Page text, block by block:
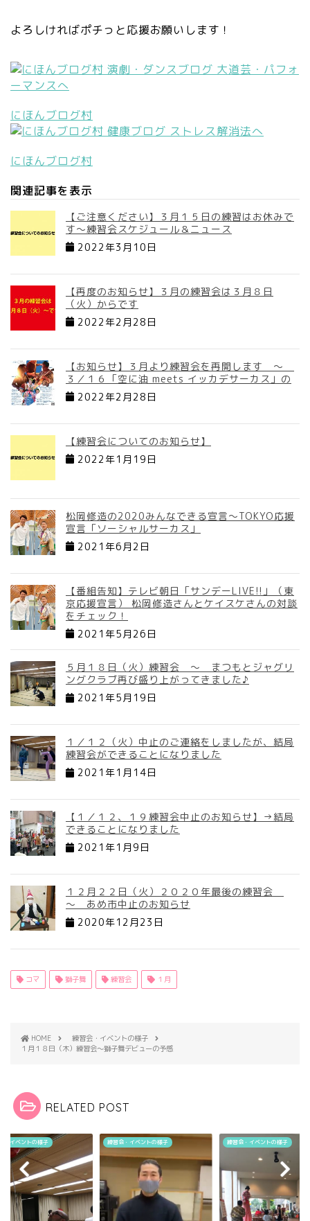
よろしければポチっと応援お願いします！
にほんブログ村
にほんブログ村
関連記事を表示
【ご注意ください】３月１５日の練習はお休みで
す～練習会スケジュール＆ニュース
2022年3月10日
【再度のお知らせ】３月の練習会は３月８日
（火）からです
2022年2月28日
【お知らせ】３月より練習会を再開します ～
３／１６「空に油 meets イッカデサーカス」の
2022年2月28日
【練習会についてのお知らせ】
2022年1月19日
松岡修造の2020みんなできる宣言～TOKYO応援
宣言「ソーシャルサーカス」
2021年6月2日
【番組告知】テレビ朝日「サンデーLIVE!!」（東
京応援宣言） 松岡修造さんとケイスケさんの対談
をチェック！
2021年5月26日
５月１８日（火）練習会 ～ まつもとジャグリ
ングクラブ再び盛り上がってきました♪
2021年5月19日
１／１２（火）中止のご連絡をしましたが、結局
練習会ができることになりました
2021年1月14日
【１／１２、１９練習会中止のお知らせ】→結局
できることになりました
2021年1月9日
１２月２２日（火）２０２０年最後の練習会
～ あめ市中止のお知らせ
2020年12月23日
コマ 獅子舞 練習会 １月
HOME
練習会・イベントの様子
１月１８日（木）練習会～獅子舞デビューの予感
RELATED POST
・イベントの様子 練習会・イベントの様子 練習会・イベントの様子